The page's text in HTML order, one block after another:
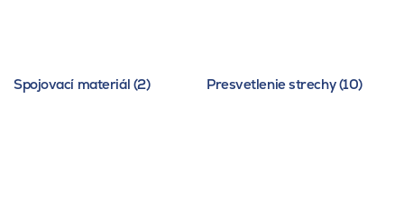
Spojovací materiál (2) Presvetlenie strechy (10)